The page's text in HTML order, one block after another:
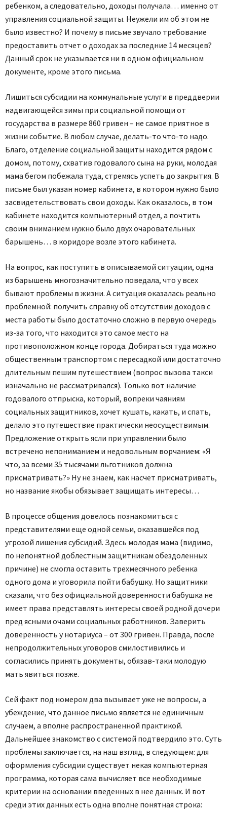
ребенком, а следовательно, доходы получала… именно от
управления социальной защиты. Неужели им об этом не
было известно? И почему в письме звучало требование
предоставить отчет о доходах за последние 14 месяцев?
Данный срок не указывается ни в одном официальном
документе, кроме этого письма.
Лишиться субсидии на коммунальные услуги в преддверии
на­двигающейся зимы при социальной помощи от
государства в размере 860 гривен – не самое приятное в
жизни событие. В любом случае, делать-то что-то надо.
Благо, отделение социальной защиты находится рядом с
домом, потому, схватив годовалого сына на руки, молодая
мама бегом побежала туда, стремясь успеть до закрытия. В
письме был указан номер кабинета, в котором нужно было
засвидетельствовать свои доходы. Как оказалось, в том
кабинете находится компьютерный отдел, а почтить
своим вниманием нужно было двух очаровательных
барышень… в коридоре возле этого кабинета.
На вопрос, как поступить в описываемой ситуации, одна
из барышень многозначительно поведала, что у всех
бывают проблемы в жизни. А ситуация оказалась реально
проблемной: получить справку об отсутствии доходов с
места работы было достаточно сложно в первую очередь
из-за того, что находится это самое место на
противоположном конце города. Добираться туда можно
общественным транспортом с пересадкой или достаточно
длительным пешим путешествием (вопрос вызова такси
изначально не рассматривался). Только вот наличие
годовалого отпрыска, который, вопреки чаяниям
социальных защитников, хочет кушать, какать, и спать,
делало это путешествие практически неосуществимым.
Предложение открыть ясли при управлении было
встречено непониманием и недовольным ворчанием: «Я
что, за всеми 35 тысячами льготников должна
присматривать?» Ну не знаем, как насчет присматривать,
но название якобы обязывает защищать интересы…
В процессе общения довелось познакомиться с
представителями еще одной семьи, оказавшейся под
угрозой лишения субсидий. Здесь молодая мама (видимо,
по непонятной доблестным защитникам обездоленных
причине) не смогла оставить трехмесячного ребенка
одного дома и уговорила пойти бабушку. Но защитники
сказали, что без официальной доверенности бабушка не
имеет права представлять интересы своей родной дочери
пред ясными очами социальных работников. Заверить
доверенность у нотариуса – от 300 гривен. Правда, после
непродолжительных уговоров смилостивились и
согласились принять документы, обязав-таки молодую
мать явиться позже.
Сей факт под номером два вызывает уже не вопросы, а
убеждение, что данное письмо является не единичным
случаем, а вполне распространенной практикой.
Дальнейшее знакомство с системой подтвердило это. Суть
проблемы заключается, на наш взгляд, в следующем: для
оформления субсидии существует некая компьютерная
программа, которая сама вычисляет все необходимые
критерии на основании введенных в нее данных. И вот
среди этих данных есть одна вполне понятная строка: